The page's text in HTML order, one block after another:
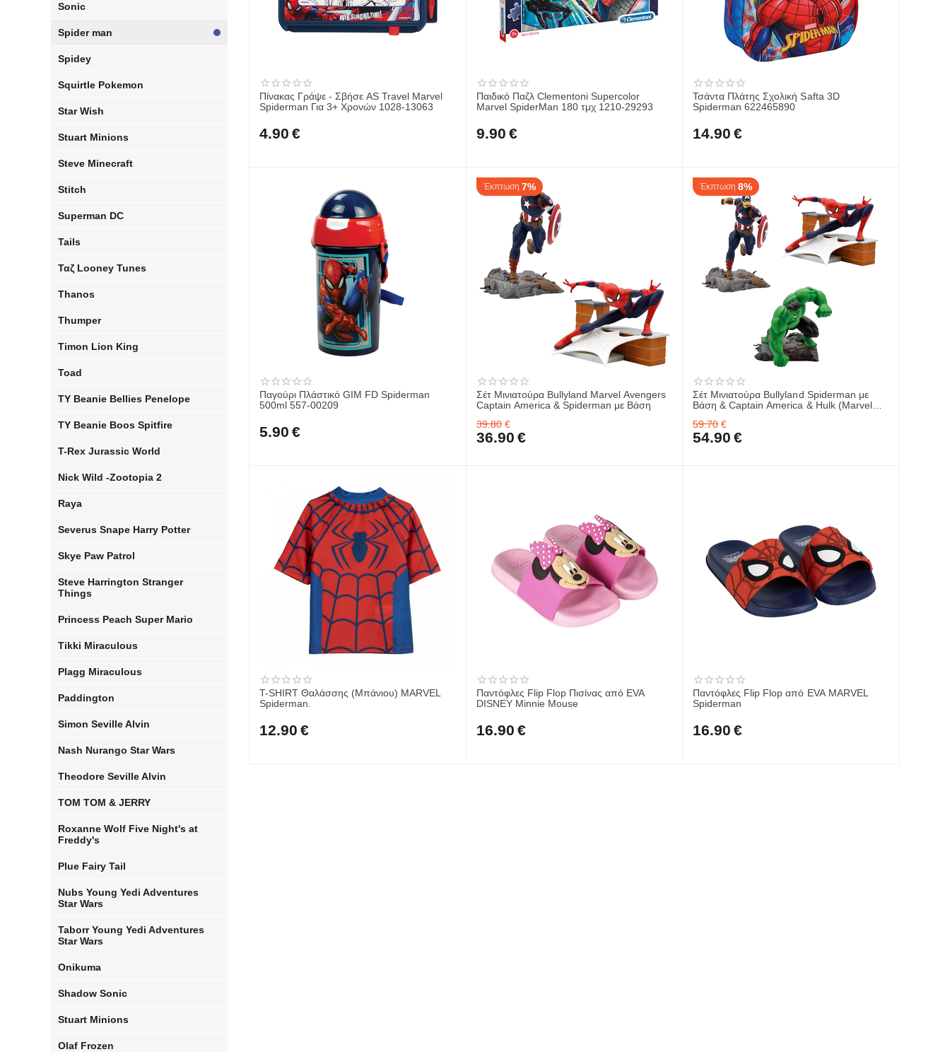
Πίνακας Γράψε - Σβήσε AS Travel Marvel
Spiderman Για 3+ Χρονών 1028-13063
4.90 €
Παιδικό Παζλ Clementoni Supercolor
Marvel SpiderMan 180 τμχ 1210-29293
9.90 €
Τσάντα Πλάτης Σχολική Safta 3D
Spiderman 622465890
14.90 €
Παγούρι Πλάστικό GIM FD Spiderman
500ml 557-00209
5.90 €
Έκπτωση 7%
Σέτ Μινιατούρα Bullyland Marvel Avengers
Captain America & Spiderman με Βάση
39.80 €
36.90 €
Έκπτωση 8%
Σέτ Μινιατούρα Bullyland Spiderman με
Βάση & Captain America & Hulk (Marvel
59.70 €
54.90 €
T-SHIRT Θαλάσσης (Μπάνιου) MARVEL
Spiderman.
12.90 €
Παντόφλες Flip Flop Πισίνας από EVA
DISNEY Minnie Mouse
16.90 €
Παντόφλες Flip Flop από EVA MARVEL
Spiderman
16.90 €
Sonic
Spider man
Spidey
Squirtle Pokemon
Star Wish
Stuart Minions
Steve Minecraft
Stitch
Superman DC
Tails
Ταζ Looney Tunes
Thanos
Thumper
Timon Lion King
Toad
TY Beanie Bellies Penelope
TY Beanie Boos Spitfire
T-Rex Jurassic World
Nick Wild -Zootopia 2
Raya
Severus Snape Harry Potter
Skye Paw Patrol
Steve Harrington Stranger
Things
Princess Peach Super Mario
Tikki Miraculous
Plagg Miraculous
Paddington
Simon Seville Alvin
Nash Nurango Star Wars
Theodore Seville Alvin
TOM TOM & JERRY
Roxanne Wolf Five Night's at
Freddy's
Plue Fairy Tail
Nubs Young Yedi Adventures
Star Wars
Taborr Young Yedi Adventures
Star Wars
Onikuma
Shadow Sonic
Stuart Minions
Olaf Frozen